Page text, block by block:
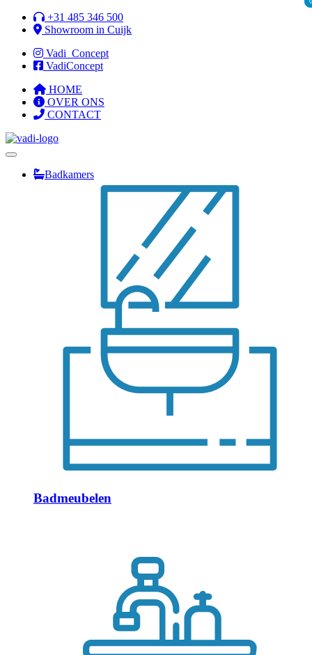
naar
inhoud
+31 485 346 500
Showroom in Cuijk
Vadi_Concept
VadiConcept
HOME
OVER ONS
CONTACT
Badkamers
Badmeubelen